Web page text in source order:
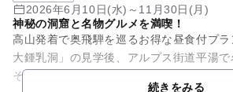
2026年6月10日(水)～11月30日(月)
神秘の洞窟と名物グルメを満喫！
高山発着で奥飛騨を巡るお得な昼食付プ
大鍾乳洞」の見学後、アルプス街道平湯
そ定食ランチ」を堪能できます。地元農園
続きをみる